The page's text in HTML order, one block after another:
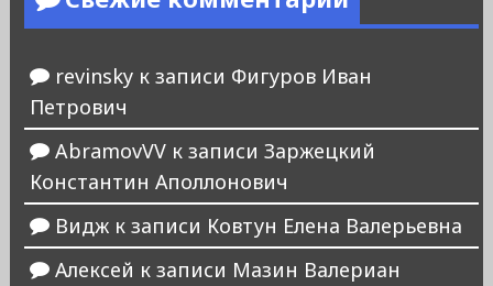
revinskyк записи Фигуров Иван
Петрович
AbramovVVк записи Заржецкий
Константин Аполлонович
Виджк записи Ковтун Елена Валерьевна
Алексей к записи Мазин Валериан